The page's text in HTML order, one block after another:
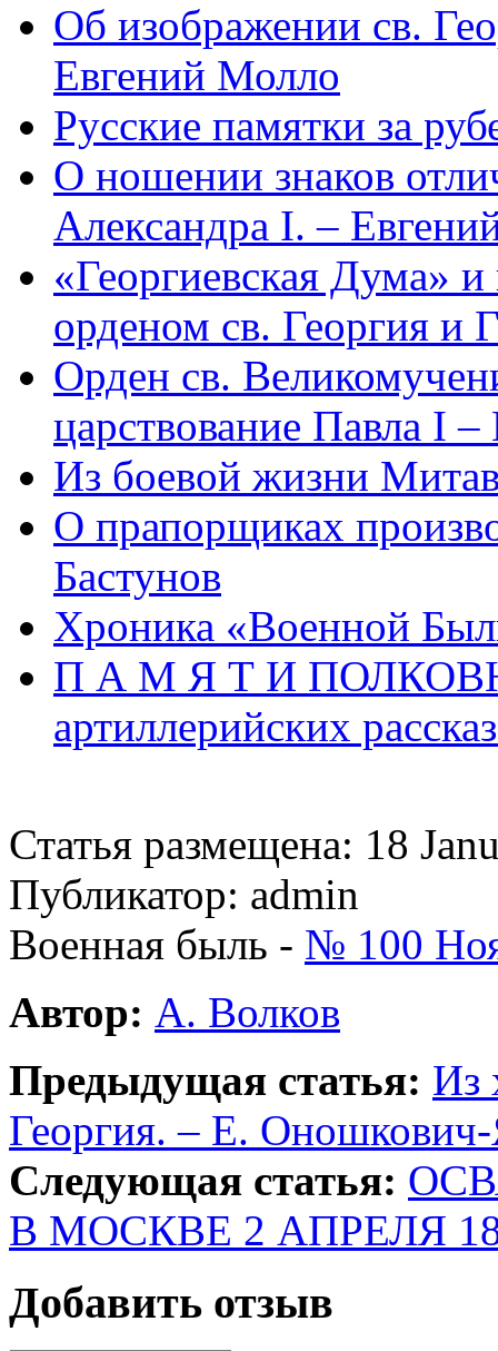
Об изображении св.
Евгений Молло
Русские памятки за
О ношении знаков
Александра I. –
«Георгиевская Дума»
орденом св. Георгия и
Орден св.
царствование Павла I
Из боевой жизни
О прапорщиках
Бастунов
Хроника «Военной
П А М Я Т И
артиллерийских
Статья размещена: 18
Публикатор: admin
Военная быль - № 100
Автор: А. Волков
Предыдущая статья: Из
Георгия. – Е.
Следующая статья:
В МОСКВЕ 2 АПРЕЛЯ
Добавить отзыв